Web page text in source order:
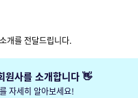
개를 전달드립니다.
원사를 소개합니다 👋
자세히 알아보세요!